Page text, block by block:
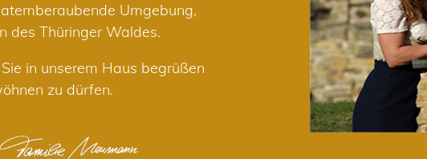
Umgebung,
des Thüringer Waldes.
in unserem Haus begrüßen
zu dürfen.